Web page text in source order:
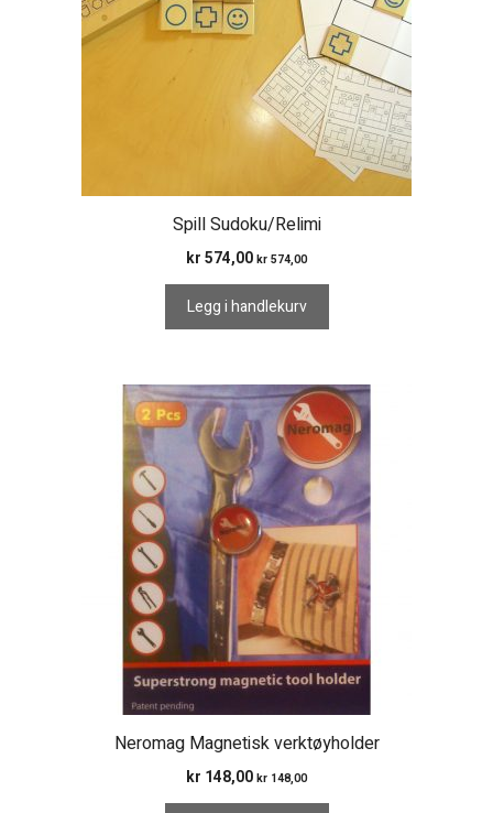
Spill Sudoku/Relimi
kr 574,00 kr 574,00
Legg i handlekurv
Neromag Magnetisk verktøyholder
kr 148,00 kr 148,00